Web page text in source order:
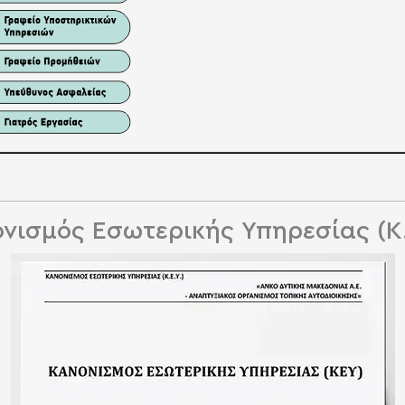
Εσωτερικής Υπηρεσίας